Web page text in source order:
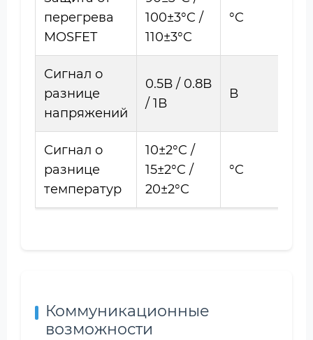
перегрева
MOSFET
100±3°C /
110±3°C
°C
Сигнал о
разнице
напряжений
0.5В / 0.8В
/ 1В
В
Сигнал о
разнице
температур
10±2°C /
15±2°C /
20±2°C
°C
Коммуникационные
возможности